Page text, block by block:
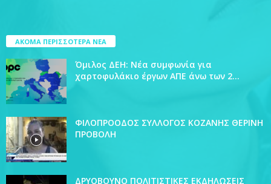
ΑΚΟΜΑ ΠΕΡΙΣΣΟΤΕΡΑ ΝΕΑ
Όμιλος ΔΕΗ: Νέα συμφωνία για
χαρτοφυλάκιο έργων ΑΠΕ άνω των 2...
ΦΙΛΟΠΡΟΟΔΟΣ ΣΥΛΛΟΓΟΣ ΚΟΖΑΝΗΣ ΘΕΡΙΝΗ
ΠΡΟΒΟΛΗ
ΔΡΥΟΒΟΥΝΟ ΠΟΛΙΤΙΣΤΙΚΕΣ ΕΚΔΗΛΩΣΕΙΣ